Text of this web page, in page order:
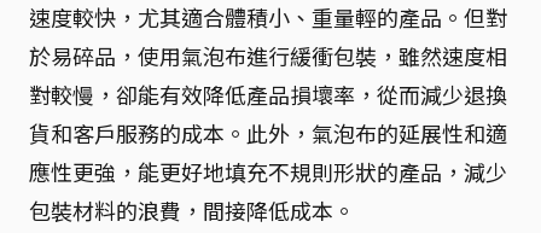
速度較快，尤其適合體積小、重量輕的產品。但對
於易碎品，使用氣泡布進行緩衝包裝，雖然速度相
對較慢，卻能有效降低產品損壞率，從而減少退換
貨和客戶服務的成本。此外，氣泡布的延展性和適
應性更強，能更好地填充不規則形狀的產品，減少
包裝材料的浪費，間接降低成本。